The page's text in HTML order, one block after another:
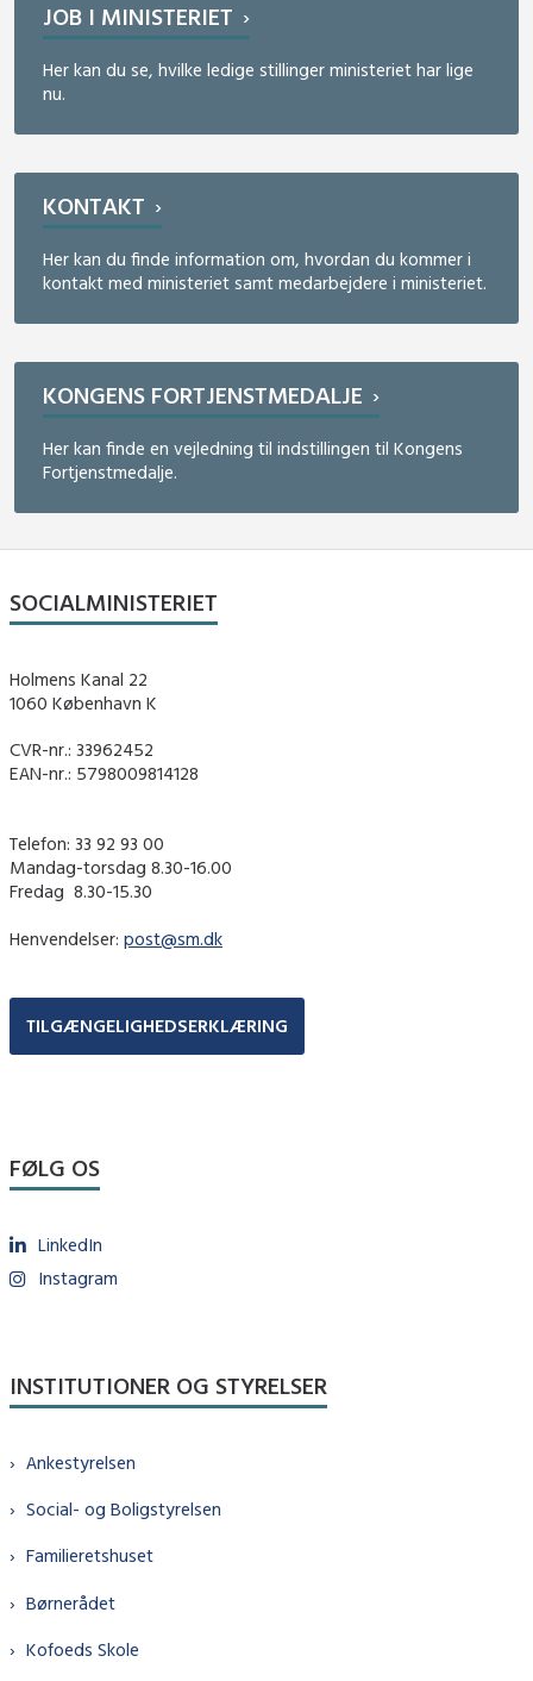
JOB I MINISTERIET
Her kan du se, hvilke ledige stillinger ministeriet har lige
nu.
KONTAKT
Her kan du finde information om, hvordan du kommer i
kontakt med ministeriet samt medarbejdere i ministeriet.
KONGENS FORTJENSTMEDALJE
Her kan finde en vejledning til indstillingen til Kongens
Fortjenstmedalje.
SOCIALMINISTERIET
Holmens Kanal 22
1060 København K
CVR-nr.: 33962452
EAN-nr.: 5798009814128
Telefon: 33 92 93 00
Mandag-torsdag 8.30-16.00
Fredag ​ 8.30-15.30
Henvendelser: post@sm.dk
TILGÆNGELIGHEDSERKLÆRING
FØLG OS
LinkedIn
Instagram
INSTITUTIONER OG STYRELSER
Ankestyrelsen
Social- og Boligstyrelsen
Familieretshuset
Børnerådet
Kofoeds Skole